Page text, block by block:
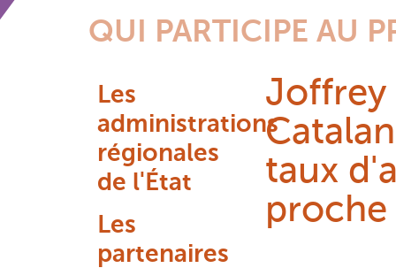
QUI PARTICIPE AU
Les
administrations
régionales
de l'État
Les
partenaires
Joffrey
taux
proche